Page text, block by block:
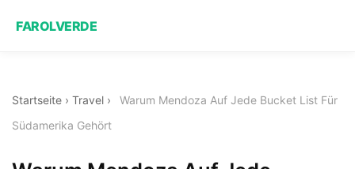
FAROLVERDE
Startseite › Travel ›
Warum Mendoza Auf Jede Bucket List Für
Südamerika Gehört